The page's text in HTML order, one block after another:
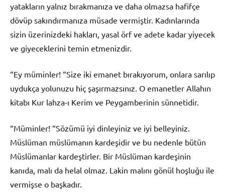
yatakların yalnız bırakmanıza ve daha olmazsa hafifçe
dövüp sakındırmanıza müsade vermiştir. Kadınlarında
sizin üzerinizdeki hakları, yasal örf ve adete kadar yiyecek
ve giyeceklerini temin etmenizdir.
“Ey müminler! “Size iki emanet bırakıyorum, onlara sarılıp
uydukça yolunuzu hiç şaşırmazsınız. O emanetler Allahın
kitabı Kur lahza-ı Kerim ve Peygamberinin sünnetidir.
“Müminler! “Sözümü iyi dinleyiniz ve iyi belleyiniz.
Müslüman müslümanın kardeşidir ve bu nedenle bütün
Müslümanlar kardeştirler. Bir Müslüman kardeşinin
kanıda, malı da helal olmaz. Lakin malını gönül hoşluğu ile
vermişse o başkadır.